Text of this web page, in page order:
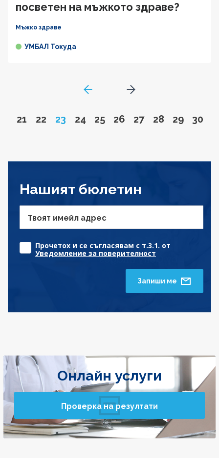
посветен на мъжкото здраве?
Мъжко здраве
УМБАЛ Токуда
GoToPreviousPage
Go to page
21 Go to page
22 Page
23 Go to page
24 Go to page
25 Go to page
26 Go to page
27 Go to page
28 Go to
29 Go
30
Go to next page
Нашият бюлетин
Твоят имейл адрес
Прочетох и се съгласявам с т.3.1. от
Уведомление за поверителност
Запиши ме
Онлайн услуги
Проверка на резултати